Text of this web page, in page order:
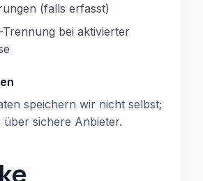
(falls erfasst)
bei aktivierter
speichern wir nicht selbst;
sichere Anbieter.